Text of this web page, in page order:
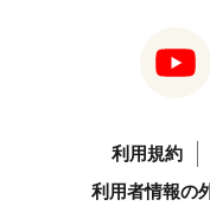
利用規約
利用者情報の